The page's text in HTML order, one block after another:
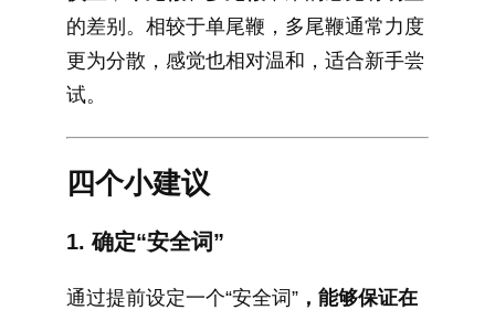
的差别。相较于单尾鞭，多尾鞭通常力度
更为分散，感觉也相对温和，适合新手尝
试。
四个小建议
1. 确定“安全词”
通过提前设定一个“安全词” ，能够保证在